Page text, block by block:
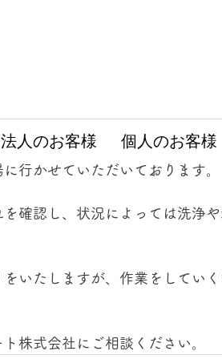
法人のお客様 個人のお客様
行かせていただいております。
確認し、状況によっては洗浄や
いたしますが、作業をしてい
株式会社にご相談ください。